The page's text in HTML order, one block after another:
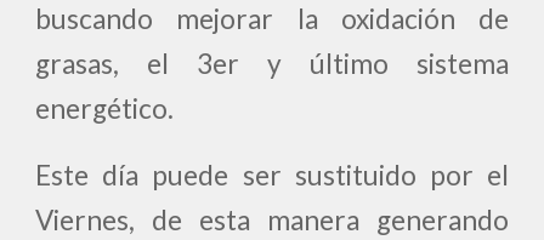
buscando mejorar la oxidación de
grasas, el 3er y último sistema
energético.
Este día puede ser sustituido por el
Viernes, de esta manera generando